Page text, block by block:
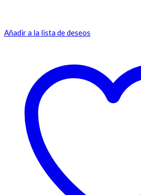
Añadir a la lista de deseos